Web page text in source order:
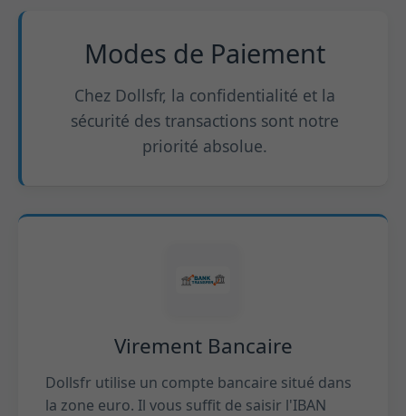
Modes de Paiement
Chez Dollsfr, la confidentialité et la
sécurité des transactions sont notre
priorité absolue.
Virement Bancaire
Dollsfr utilise un compte bancaire situé dans
la zone euro. Il vous suffit de saisir l'IBAN